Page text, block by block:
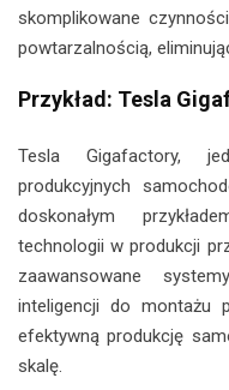
skomplikowane
powtarzalnością,
Przykład: Tesla
Tesla Gigafactory,
produkcyjnych
doskonałym
technologii w produkcji
zaawansowane
inteligencji do montażu
efektywną produkcję
skalę.